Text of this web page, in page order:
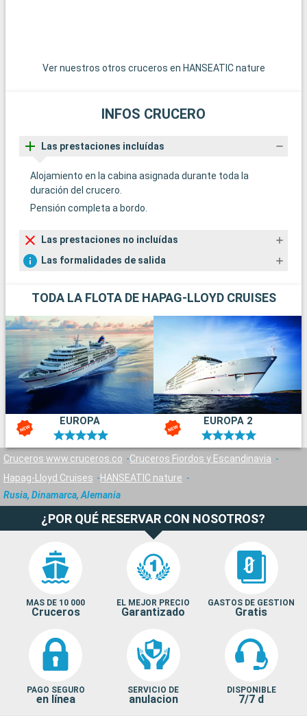
Ver nuestros otros cruceros en HANSEATIC nature
INFOS CRUCERO
Las prestaciones incluídas
Alojamiento en la cabina asignada durante toda la
duración del crucero.
Pensión completa a bordo.
Las prestaciones no incluídas
Las formalidades de salida
TODA LA FLOTA DE HAPAG-LLOYD CRUISES
EUROPA EUROPA 2
Cruceros www.cruceros.co
Cruceros Fiordos y Escandinavia
Hapag-Lloyd Cruises
HANSEATIC nature
Rusia, Dinamarca, Alemania
¿POR QUÉ RESERVAR CON NOSOTROS?
MAS DE 10 000
Cruceros
EL MEJOR PRECIO
Garantizado
GASTOS DE GESTION
Gratis
PAGO SEGURO
en línea
SERVICIO DE
anulacion
DISPONIBLE
7/7 d